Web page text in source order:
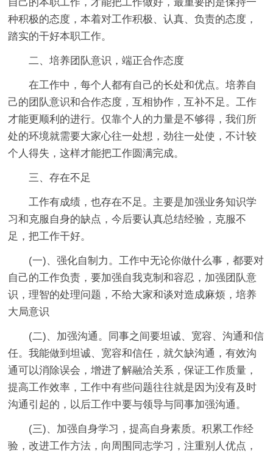
种积极的态度，本着对工作积极、认真、负责的态度，
踏实的干好本职工作。
二、培养团队意识，端正合作态度
在工作中，每个人都有自己的长处和优点。培养自
己的团队意识和合作态度，互相协作，互补不足。工作
才能更顺利的进行。仅靠个人的力量是不够得，我们所
处的环境就需要大家心往一处想，劲往一处使，不计较
个人得失，这样才能把工作圆满完成。
三、存在不足
工作有成绩，也存在不足。主要是加强业务知识学
习和克服自身的缺点，今后要认真总结经验，克服不
足，把工作干好。
(一)、强化自制力。工作中无论你做什么事，都要对
自己的工作负责，要加强自我克制和容忍，加强团队意
识，理智的处理问题，不给大家和谈对造成麻烦，培养
大局意识
(二)、加强沟通。同事之间要坦诚、宽容、沟通和信
任。我能做到坦诚、宽容和信任，就欠缺沟通，有效沟
通可以消除误会，增进了解融洽关系，保证工作质量，
提高工作效率，工作中有些问题往往就是因为没有及时
沟通引起的，以后工作中要与领导与同事加强沟通。
(三)、加强自身学习，提高自身素质。积累工作经
验，改进工作方法，向周围同志学习，注重别人优点，